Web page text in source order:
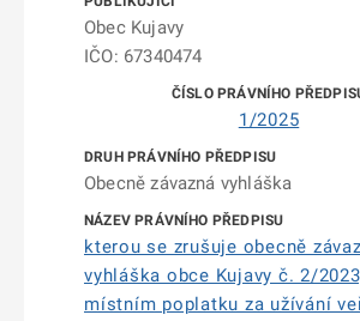
Obec Kujavy
IČO: 67340474
1/2025
Obecně závazná vyhláška
kterou se zrušuje obecně
vyhláška obce Kujavy č. 2/
místním poplatku za užívání